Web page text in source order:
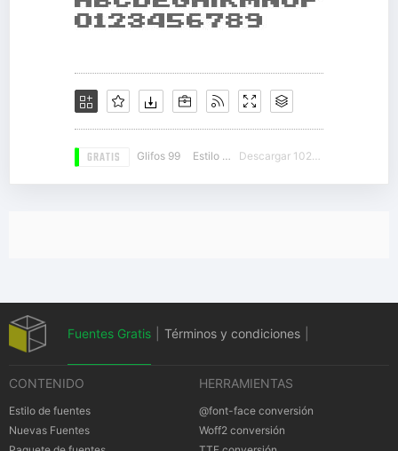
GRATIS Glifos 99 Estilo 20 Descargar 10268
Fuentes Gratis Términos y condiciones
CONTENIDO
Estilo de fuentes
Nuevas Fuentes
HERRAMIENTAS
@font-face conversión
Woff2 conversión